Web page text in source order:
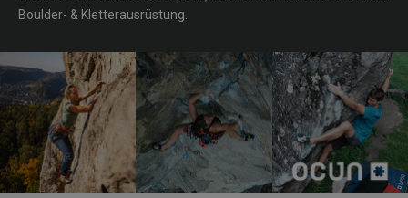
Boulder- & Kletterausrüstung.